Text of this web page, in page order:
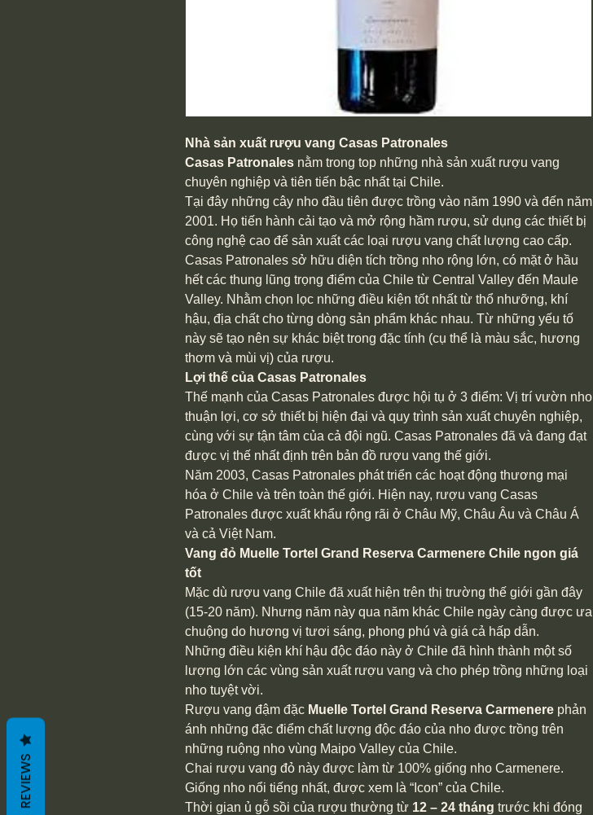
Nhà sản xuất rượu vang Casas Patronales
Casas Patronales nằm trong top những nhà sản xuất rượu vang
chuyên nghiệp và tiên tiến bậc nhất tại Chile.
Tại đây những cây nho đầu tiên được trồng vào năm 1990 và đến năm
2001. Họ tiến hành cải tạo và mở rộng hầm rượu, sử dụng các thiết bị
công nghệ cao để sản xuất các loại rượu vang chất lượng cao cấp.
Casas Patronales sở hữu diện tích trồng nho rộng lớn, có mặt ở hầu
hết các thung lũng trọng điểm của Chile từ Central Valley đến Maule
Valley. Nhằm chọn lọc những điều kiện tốt nhất từ thổ nhưỡng, khí
hậu, địa chất cho từng dòng sản phẩm khác nhau. Từ những yếu tố
này sẽ tạo nên sự khác biệt trong đặc tính (cụ thể là màu sắc, hương
thơm và mùi vị) của rượu.
Lợi thế của Casas Patronales
Thế mạnh của Casas Patronales được hội tụ ở 3 điểm: Vị trí vườn nho
thuận lợi, cơ sở thiết bị hiện đại và quy trình sản xuất chuyên nghiệp,
cùng với sự tận tâm của cả đội ngũ. Casas Patronales đã và đang đạt
được vị thế nhất định trên bản đồ rượu vang thế giới.
Năm 2003, Casas Patronales phát triển các hoạt động thương mại
hóa ở Chile và trên toàn thế giới. Hiện nay, rượu vang Casas
Patronales được xuất khẩu rộng rãi ở Châu Mỹ, Châu Âu và Châu Á
và cả Việt Nam.
Vang đỏ Muelle Tortel Grand Reserva Carmenere Chile ngon giá
tốt
Mặc dù rượu vang Chile đã xuất hiện trên thị trường thế giới gần đây
(15-20 năm). Nhưng năm này qua năm khác Chile ngày càng được ưa
chuộng do hương vị tươi sáng, phong phú và giá cả hấp dẫn.
Những điều kiện khí hậu độc đáo này ở Chile đã hình thành một số
lượng lớn các vùng sản xuất rượu vang và cho phép trồng những loại
nho tuyệt vời.
Rượu vang đậm đặc Muelle Tortel Grand Reserva Carmenere phản
ánh những đặc điểm chất lượng độc đáo của nho được trồng trên
những ruộng nho vùng Maipo Valley của Chile.
Chai rượu vang đỏ này được làm từ 100% giống nho Carmenere.
Giống nho nổi tiếng nhất, được xem là “Icon” của Chile.
Thời gian ủ gỗ sồi của rượu thường từ 12 – 24 tháng trước khi đóng
REVIEWS